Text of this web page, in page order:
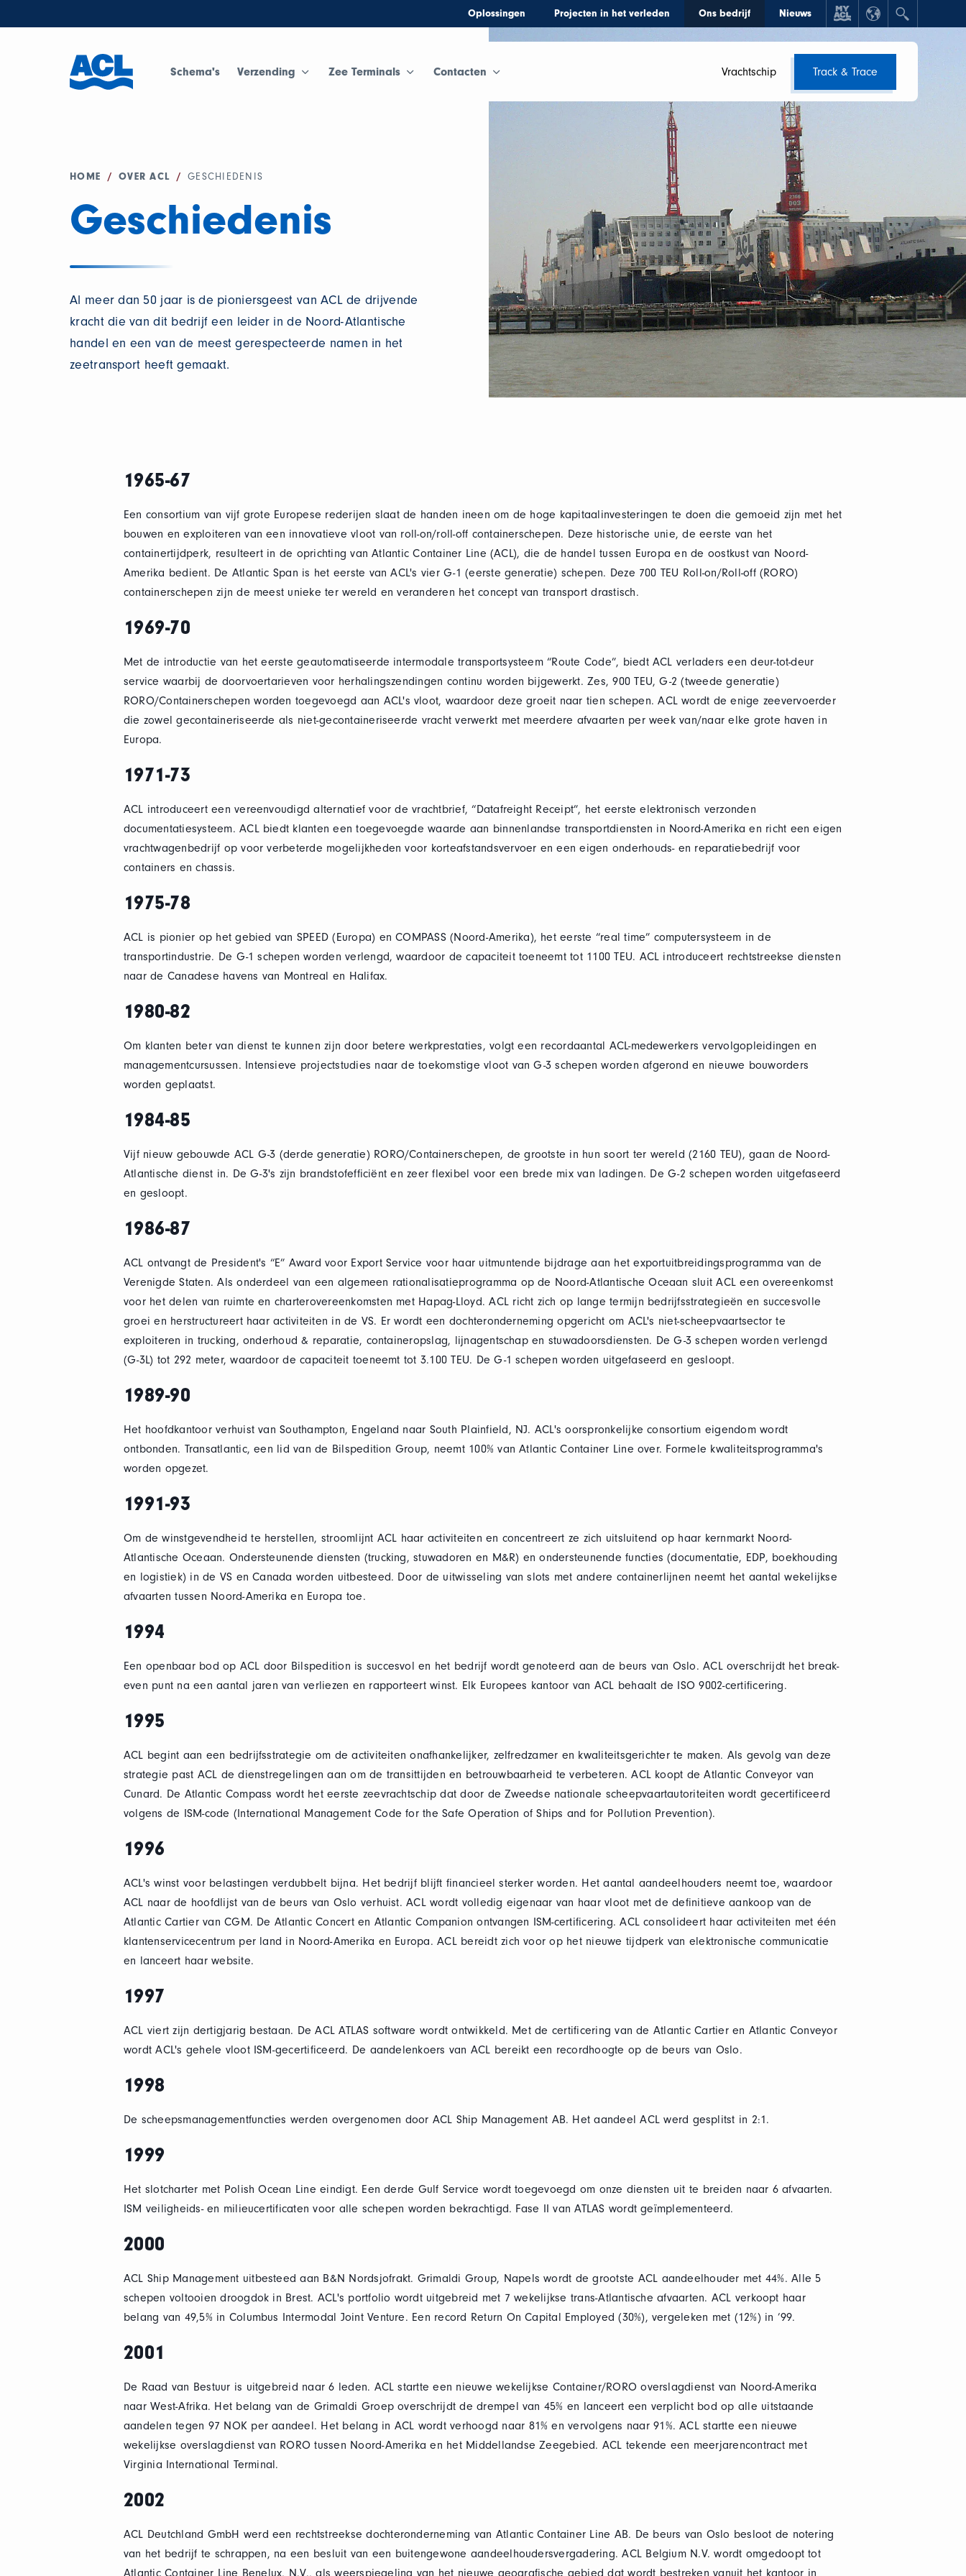
Oplossingen Projecten in het verleden Ons bedrijf Nieuws
Schema's Verzending Zee Terminals Contacten Vrachtschip Track & Trace
HOME / OVER ACL / GESCHIEDENIS
Geschiedenis
Al meer dan 50 jaar is de pioniersgeest van ACL de drijvende
kracht die van dit bedrijf een leider in de Noord-Atlantische
handel en een van de meest gerespecteerde namen in het
zeetransport heeft gemaakt.
1965-67
Een consortium van vijf grote Europese rederijen slaat de handen ineen om de hoge kapitaalinvesteringen te doen die gemoeid zijn met het
bouwen en exploiteren van een innovatieve vloot van roll-on/roll-off containerschepen. Deze historische unie, de eerste van het
containertijdperk, resulteert in de oprichting van Atlantic Container Line (ACL), die de handel tussen Europa en de oostkust van Noord-
Amerika bedient. De Atlantic Span is het eerste van ACL's vier G-1 (eerste generatie) schepen. Deze 700 TEU Roll-on/Roll-off (RORO)
containerschepen zijn de meest unieke ter wereld en veranderen het concept van transport drastisch.
1969-70
Met de introductie van het eerste geautomatiseerde intermodale transportsysteem “Route Code”, biedt ACL verladers een deur-tot-deur
service waarbij de doorvoertarieven voor herhalingszendingen continu worden bijgewerkt. Zes, 900 TEU, G-2 (tweede generatie)
RORO/Containerschepen worden toegevoegd aan ACL's vloot, waardoor deze groeit naar tien schepen. ACL wordt de enige zeevervoerder
die zowel gecontaineriseerde als niet-gecontaineriseerde vracht verwerkt met meerdere afvaarten per week van/naar elke grote haven in
Europa.
1971-73
ACL introduceert een vereenvoudigd alternatief voor de vrachtbrief, “Datafreight Receipt”, het eerste elektronisch verzonden
documentatiesysteem. ACL biedt klanten een toegevoegde waarde aan binnenlandse transportdiensten in Noord-Amerika en richt een eigen
vrachtwagenbedrijf op voor verbeterde mogelijkheden voor korteafstandsvervoer en een eigen onderhouds- en reparatiebedrijf voor
containers en chassis.
1975-78
ACL is pionier op het gebied van SPEED (Europa) en COMPASS (Noord-Amerika), het eerste “real time” computersysteem in de
transportindustrie. De G-1 schepen worden verlengd, waardoor de capaciteit toeneemt tot 1100 TEU. ACL introduceert rechtstreekse diensten
naar de Canadese havens van Montreal en Halifax.
1980-82
Om klanten beter van dienst te kunnen zijn door betere werkprestaties, volgt een recordaantal ACL-medewerkers vervolgopleidingen en
managementcursussen. Intensieve projectstudies naar de toekomstige vloot van G-3 schepen worden afgerond en nieuwe bouworders
worden geplaatst.
1984-85
Vijf nieuw gebouwde ACL G-3 (derde generatie) RORO/Containerschepen, de grootste in hun soort ter wereld (2160 TEU), gaan de Noord-
Atlantische dienst in. De G-3's zijn brandstofefficiënt en zeer flexibel voor een brede mix van ladingen. De G-2 schepen worden uitgefaseerd
en gesloopt.
1986-87
ACL ontvangt de President's “E” Award voor Export Service voor haar uitmuntende bijdrage aan het exportuitbreidingsprogramma van de
Verenigde Staten. Als onderdeel van een algemeen rationalisatieprogramma op de Noord-Atlantische Oceaan sluit ACL een overeenkomst
voor het delen van ruimte en charterovereenkomsten met Hapag-Lloyd. ACL richt zich op lange termijn bedrijfsstrategieën en succesvolle
groei en herstructureert haar activiteiten in de VS. Er wordt een dochteronderneming opgericht om ACL's niet-scheepvaartsector te
exploiteren in trucking, onderhoud & reparatie, containeropslag, lijnagentschap en stuwadoorsdiensten. De G-3 schepen worden verlengd
(G-3L) tot 292 meter, waardoor de capaciteit toeneemt tot 3.100 TEU. De G-1 schepen worden uitgefaseerd en gesloopt.
1989-90
Het hoofdkantoor verhuist van Southampton, Engeland naar South Plainfield, NJ. ACL's oorspronkelijke consortium eigendom wordt
ontbonden. Transatlantic, een lid van de Bilspedition Group, neemt 100% van Atlantic Container Line over. Formele kwaliteitsprogramma's
worden opgezet.
1991-93
Om de winstgevendheid te herstellen, stroomlijnt ACL haar activiteiten en concentreert ze zich uitsluitend op haar kernmarkt Noord-
Atlantische Oceaan. Ondersteunende diensten (trucking, stuwadoren en M&R) en ondersteunende functies (documentatie, EDP, boekhouding
en logistiek) in de VS en Canada worden uitbesteed. Door de uitwisseling van slots met andere containerlijnen neemt het aantal wekelijkse
afvaarten tussen Noord-Amerika en Europa toe.
1994
Een openbaar bod op ACL door Bilspedition is succesvol en het bedrijf wordt genoteerd aan de beurs van Oslo. ACL overschrijdt het break-
even punt na een aantal jaren van verliezen en rapporteert winst. Elk Europees kantoor van ACL behaalt de ISO 9002-certificering.
1995
ACL begint aan een bedrijfsstrategie om de activiteiten onafhankelijker, zelfredzamer en kwaliteitsgerichter te maken. Als gevolg van deze
strategie past ACL de dienstregelingen aan om de transittijden en betrouwbaarheid te verbeteren. ACL koopt de Atlantic Conveyor van
Cunard. De Atlantic Compass wordt het eerste zeevrachtschip dat door de Zweedse nationale scheepvaartautoriteiten wordt gecertificeerd
volgens de ISM-code (International Management Code for the Safe Operation of Ships and for Pollution Prevention).
1996
ACL's winst voor belastingen verdubbelt bijna. Het bedrijf blijft financieel sterker worden. Het aantal aandeelhouders neemt toe, waardoor
ACL naar de hoofdlijst van de beurs van Oslo verhuist. ACL wordt volledig eigenaar van haar vloot met de definitieve aankoop van de
Atlantic Cartier van CGM. De Atlantic Concert en Atlantic Companion ontvangen ISM-certificering. ACL consolideert haar activiteiten met één
klantenservicecentrum per land in Noord-Amerika en Europa. ACL bereidt zich voor op het nieuwe tijdperk van elektronische communicatie
en lanceert haar website.
1997
ACL viert zijn dertigjarig bestaan. De ACL ATLAS software wordt ontwikkeld. Met de certificering van de Atlantic Cartier en Atlantic Conveyor
wordt ACL's gehele vloot ISM-gecertificeerd. De aandelenkoers van ACL bereikt een recordhoogte op de beurs van Oslo.
1998
De scheepsmanagementfuncties werden overgenomen door ACL Ship Management AB. Het aandeel ACL werd gesplitst in 2:1.
1999
Het slotcharter met Polish Ocean Line eindigt. Een derde Gulf Service wordt toegevoegd om onze diensten uit te breiden naar 6 afvaarten.
ISM veiligheids- en milieucertificaten voor alle schepen worden bekrachtigd. Fase II van ATLAS wordt geïmplementeerd.
2000
ACL Ship Management uitbesteed aan B&N Nordsjofrakt. Grimaldi Group, Napels wordt de grootste ACL aandeelhouder met 44%. Alle 5
schepen voltooien droogdok in Brest. ACL's portfolio wordt uitgebreid met 7 wekelijkse trans-Atlantische afvaarten. ACL verkoopt haar
belang van 49,5% in Columbus Intermodal Joint Venture. Een record Return On Capital Employed (30%), vergeleken met (12%) in ’99.
2001
De Raad van Bestuur is uitgebreid naar 6 leden. ACL startte een nieuwe wekelijkse Container/RORO overslagdienst van Noord-Amerika
naar West-Afrika. Het belang van de Grimaldi Groep overschrijdt de drempel van 45% en lanceert een verplicht bod op alle uitstaande
aandelen tegen 97 NOK per aandeel. Het belang in ACL wordt verhoogd naar 81% en vervolgens naar 91%. ACL startte een nieuwe
wekelijkse overslagdienst van RORO tussen Noord-Amerika en het Middellandse Zeegebied. ACL tekende een meerjarencontract met
Virginia International Terminal.
2002
ACL Deutchland GmbH werd een rechtstreekse dochteronderneming van Atlantic Container Line AB. De beurs van Oslo besloot de notering
van het bedrijf te schrappen, na een besluit van een buitengewone aandeelhoudersvergadering. ACL Belgium N.V. wordt omgedoopt tot
Atlantic Container Line Benelux, N.V., als weerspiegeling van het nieuwe geografische gebied dat wordt bestreken vanuit het kantoor in